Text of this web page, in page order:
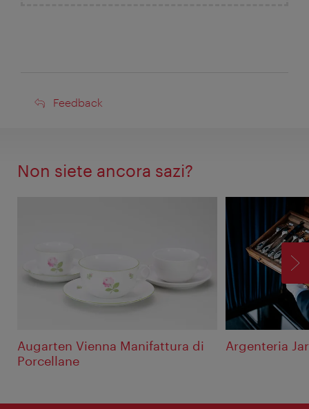
Feedback
Feedback
Non siete ancora sazi?
Augarten Vienna Manifattura di
Porcellane
Argenteria